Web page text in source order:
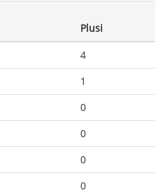
Plusi
4
1
0
0
0
0